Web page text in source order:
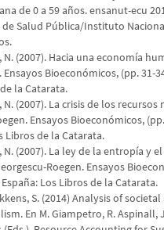
de 0 a 59 años. ensanut-ecu
de Salud Pública/Instituto
(2007). Hacia una economía
Ensayos Bioeconómicos, (pp. 31-
la Catarata.
N. (2007). La crisis de los recursos
Ensayos Bioeconómicos,
Libros de la Catarata.
N. (2007). La ley de la entropía y
Roegen. Ensayos
Los Libros de la Catarata.
S. (2014) Analysis of societal
En M. Giampetro, R. Aspinall,